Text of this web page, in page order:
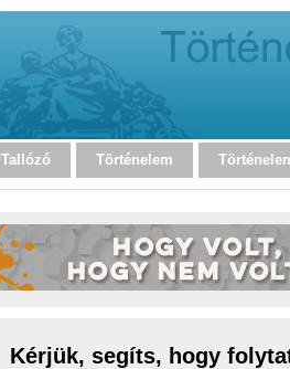
Tallózó Történelem
Kérjük, segíts, hogy